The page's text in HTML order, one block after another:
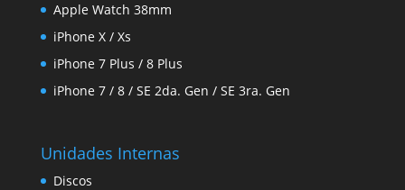
Apple Watch 38mm
iPhone X / Xs
iPhone 7 Plus / 8 Plus
iPhone 7 / 8 / SE 2da. Gen / SE 3ra. Gen
Unidades Internas
Discos